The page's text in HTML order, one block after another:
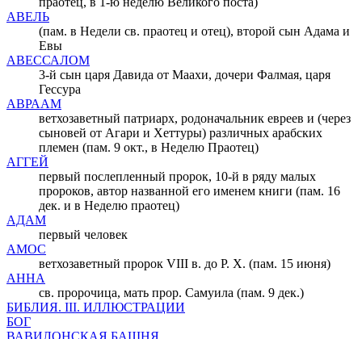
АВЕЛЬ
(пам. в Недели св. праотец и отец), второй сын Адама и
Евы
АВЕССАЛОМ
3-й сын царя Давида от Маахи, дочери Фалмая, царя
Гессура
АВРААМ
ветхозаветный патриарх, родоначальник евреев и (через
сыновей от Агари и Хеттуры) различных арабских
племен (пам. 9 окт., в Неделю Праотец)
АГГЕЙ
первый послепленный пророк, 10-й в ряду малых
пророков, автор названной его именем книги (пам. 16
дек. и в Неделю праотец)
АДАМ
первый человек
АМОС
ветхозаветный пророк VIII в. до Р. Х. (пам. 15 июня)
АННА
св. пророчица, мать прор. Самуила (пам. 9 дек.)
БИБЛИЯ. III. ИЛЛЮСТРАЦИИ
БОГ